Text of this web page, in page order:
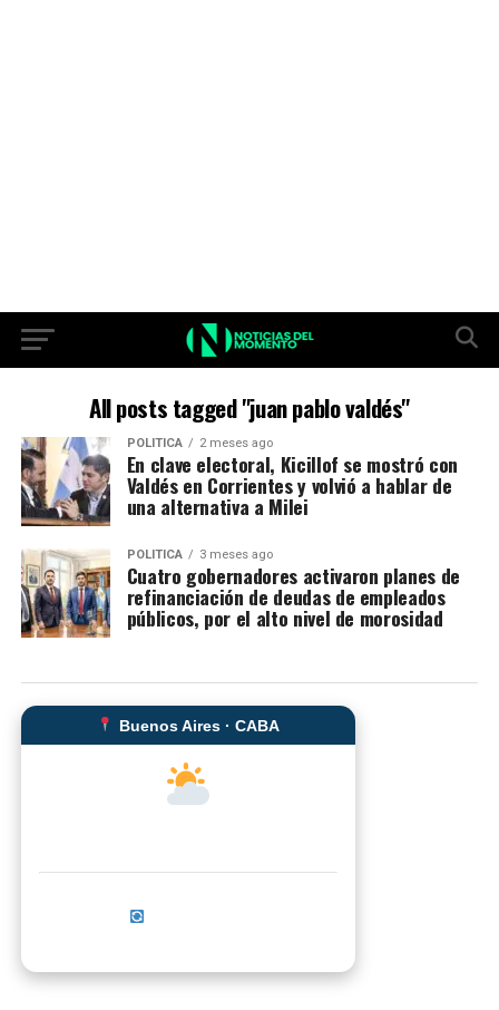
All posts tagged "juan pablo valdés"
POLITICA 2 meses ago
En clave electoral, Kicillof se mostró con
Valdés en Corrientes y volvió a hablar de
una alternativa a Milei
POLITICA 3 meses ago
Cuatro gobernadores activaron planes de
refinanciación de deudas de empleados
públicos, por el alto nivel de morosidad
Buenos Aires · CABA